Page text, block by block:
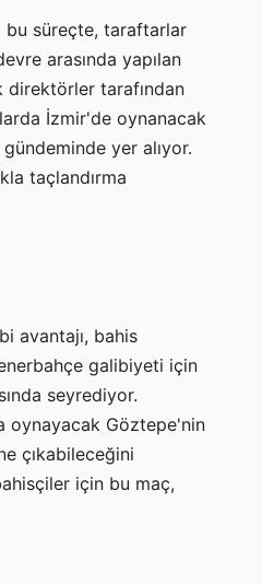
bu süreçte, taraftarlar
arasında yapılan
direktörler tarafından
İzmir'de oynanacak
yer alıyor.
taçlandırma
avantajı, bahis
galibiyeti için
seyrediyor.
oynayacak Göztepe'nin
çıkabileceğini
için bu maç,